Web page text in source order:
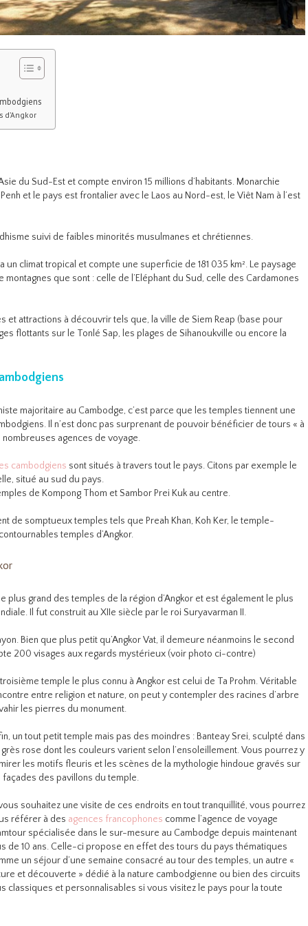
d’Angkor
du Sud-Est et compte environ 15 millions d’habitants. Monarchie
et le pays est frontalier avec le Laos au Nord-est, le Viêt Nam à l’est
suivi de faibles minorités musulmanes et chrétiennes.
un climat tropical et compte une superficie de 181 035 km². Le paysage
que sont : celle de l’Eléphant du Sud, celle des Cardamones
et attractions à découvrir tels que, la ville de Siem Reap (base pour
flottants sur le Tonlé Sap, les plages de Sihanoukville ou encore la
majoritaire au Cambodge, c’est parce que les temples tiennent une
Il n’est donc pas surprenant de pouvoir bénéficier de tours « à
agences de voyage.
cambodgiens sont situés à travers tout le pays. Citons par exemple le
situé au sud du pays.
de Kompong Thom et Sambor Prei Kuk au centre.
de somptueux temples tels que Preah Khan, Koh Ker, le temple-
temples d’Angkor.
plus grand des temples de la région d’Angkor et est également le plus
Il fut construit au XIIe siècle par le roi Suryavarman II.
Bien que plus petit qu’Angkor Vat, il demeure néanmoins le second
200 visages aux regards mystérieux (voir photo ci-contre)
temple le plus connu à Angkor est celui de Ta Prohm. Véritable
entre religion et nature, on peut y contempler des racines d’arbre
les pierres du monument.
un tout petit temple mais pas des moindres : Banteay Srei, sculpté dans
rose dont les couleurs varient selon l’ensoleillement. Vous pourrez y
les motifs fleuris et les scènes de la mythologie hindoue gravés sur
façades des pavillons du temple.
souhaitez une visite de ces endroits en tout tranquillité, vous pourrez
référer à des agences francophones comme l’agence de voyage
spécialisée dans le sur-mesure au Cambodge depuis maintenant
de 10 ans. Celle-ci propose en effet des tours du pays thématiques
un séjour d’une semaine consacré au tour des temples, un autre «
et découverte » dédié à la nature cambodgienne ou bien des circuits
classiques et personnalisables si vous visitez le pays pour la toute